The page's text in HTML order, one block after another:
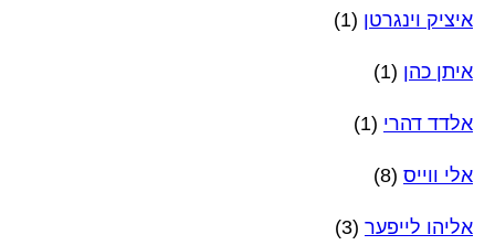
איציק וינגרטן (1)
איתן כהן (1)
אלדד דהרי (1)
אלי ווייס (8)
אליהו לייפער (3)